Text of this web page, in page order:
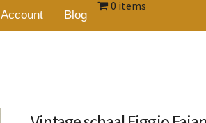
Account Blog
0 items